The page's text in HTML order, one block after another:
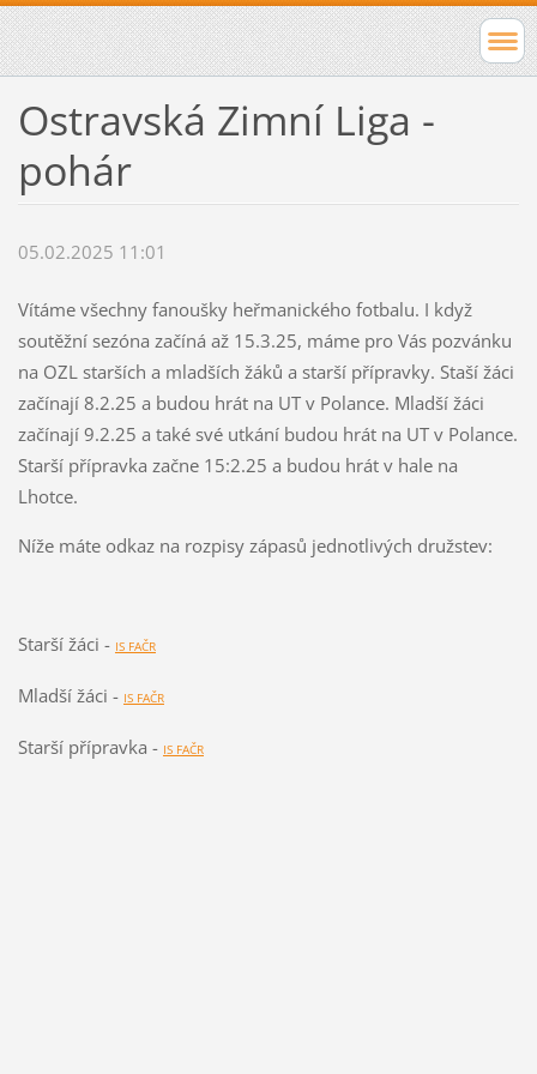
Ostravská Zimní Liga -
pohár
05.02.2025 11:01
Vítáme všechny fanoušky heřmanického fotbalu. I když
soutěžní sezóna začíná až 15.3.25, máme pro Vás pozvánku
na OZL starších a mladších žáků a starší přípravky. Staší žáci
začínají 8.2.25 a budou hrát na UT v Polance. Mladší žáci
začínají 9.2.25 a také své utkání budou hrát na UT v Polance.
Starší přípravka začne 15:2.25 a budou hrát v hale na
Lhotce.
Níže máte odkaz na rozpisy zápasů jednotlivých družstev:
Starší žáci - IS FAČR
Mladší žáci - IS FAČR
Starší přípravka - IS FAČR